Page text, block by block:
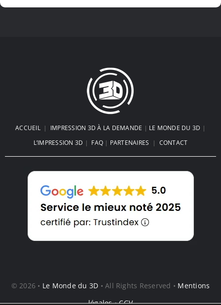
Impression 3d FDM ou Résine : Le
Choc des Technologies
: La Révolution de vos Vacances